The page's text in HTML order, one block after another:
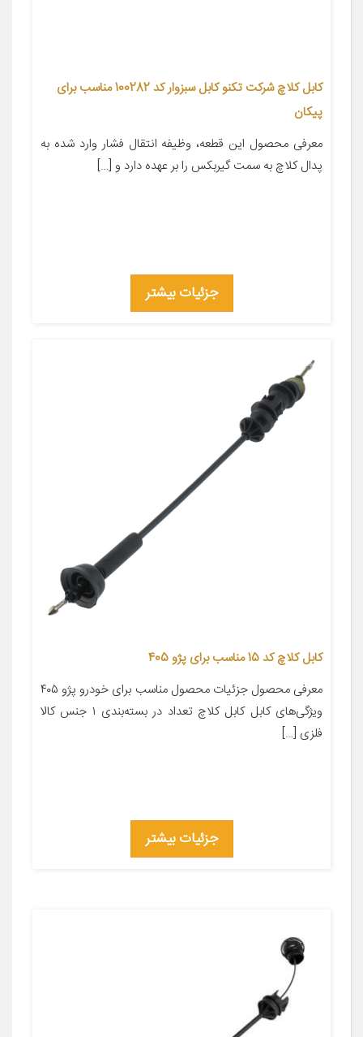
کابل کلاچ شرکت تکنو کابل سبزوار کد 100282 مناسب برای
پیکان
معرفی محصول این قطعه، وظیفه انتقال فشار وارد شده به
پدال کلاچ به سمت گیربکس را بر عهده دارد و […]
جزئیات بیشتر
کابل کلاچ کد 15 مناسب برای پژو 405
معرفی محصول جزئیات محصول مناسب برای خودرو پژو ۴۰۵
ویژگی‌های کابل کابل کلاچ تعداد در بسته‌بندی ۱ جنس کالا
فلزی […]
جزئیات بیشتر